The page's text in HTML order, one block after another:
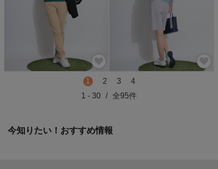
1 2 3
4
1 - 30 / 全95件
今知りたい！おすすめ情報